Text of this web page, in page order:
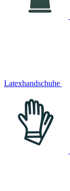
Latexhandschuhe